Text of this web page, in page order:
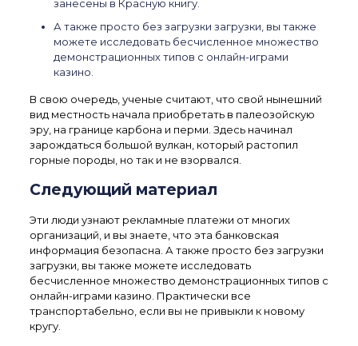
занесены в Красную книгу.
А также просто без загрузки загрузки, вы также
можете исследовать бесчисленное множество
демонстрационных типов с онлайн-играми
казино.
В свою очередь, ученые считают, что свой нынешний
вид местность начала приобретать в палеозойскую
эру, на границе карбона и перми. Здесь начинал
зарождаться большой вулкан, который растопил
горные породы, но так и не взорвался.
Следующий материал
Эти люди узнают рекламные платежи от многих
организаций, и вы знаете, что эта банковская
информация безопасна. А также просто без загрузки
загрузки, вы также можете исследовать
бесчисленное множество демонстрационных типов с
онлайн-играми казино. Практически все
транспортабельно, если вы не привыкли к новому
кругу.